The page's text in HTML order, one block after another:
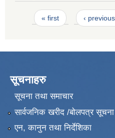
Pages
« first ‹ previous
सूचनाहरु
सूचना तथा समाचार
सार्वजनिक खरीद /बोलपत्र सूचना
एन, कानुन तथा निर्देशिका